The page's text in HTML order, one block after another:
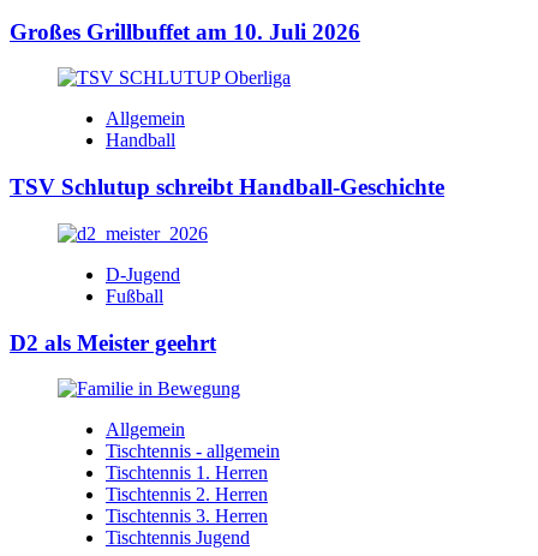
Großes Grillbuffet am 10. Juli 2026
Allgemein
Handball
TSV Schlutup schreibt Handball-Geschichte
D-Jugend
Fußball
D2 als Meister geehrt
Allgemein
Tischtennis - allgemein
Tischtennis 1. Herren
Tischtennis 2. Herren
Tischtennis 3. Herren
Tischtennis Jugend